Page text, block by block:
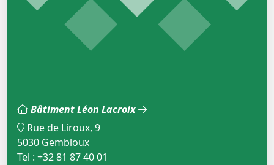
Bâtiment Léon Lacroix
Rue de Liroux, 9
5030 Gembloux
Tel : +32 81 87 40 01